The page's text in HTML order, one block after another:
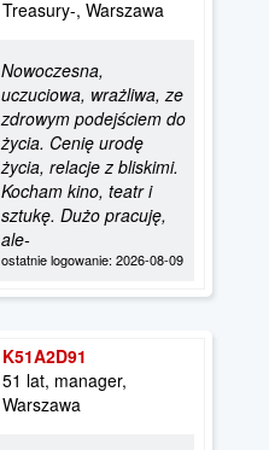
Treasury-, Warszawa
Nowoczesna,
uczuciowa, wrażliwa, ze
zdrowym podejściem do
życia. Cenię urodę
życia, relacje z bliskimi.
Kocham kino, teatr i
sztukę. Dużo pracuję,
ale-
ostatnie logowanie: 2026-08-09
K51A2D91
51 lat, manager,
Warszawa